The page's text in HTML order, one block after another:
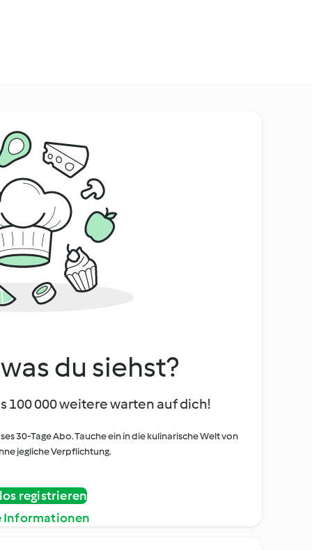
du siehst?
100 000 weitere warten auf dich!
30-Tage Abo. Tauche ein in die kulinarische Welt von
jegliche Verpflichtung.
registrieren
Informationen